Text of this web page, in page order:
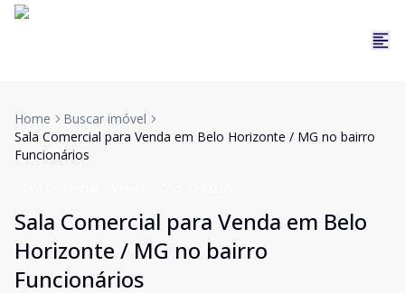
Home
Buscar imóvel
Sala Comercial para Venda em Belo Horizonte / MG no bairro
Funcionários
Sala Comercial para Venda em Belo
Horizonte / MG no bairro
Funcionários